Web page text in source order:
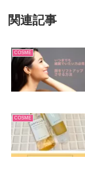
関連記事
COSME
COSME